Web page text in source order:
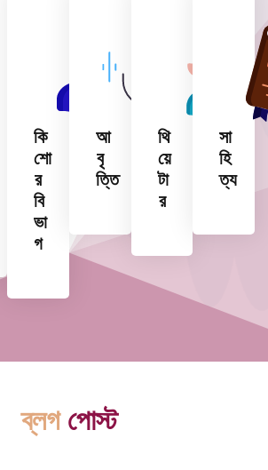
কি
শো
র
বি
ভা
গ
আ
বৃ
ত্তি
থি
য়ে
টা
র
সা
হি
ত্য
ব্লগ পোস্ট